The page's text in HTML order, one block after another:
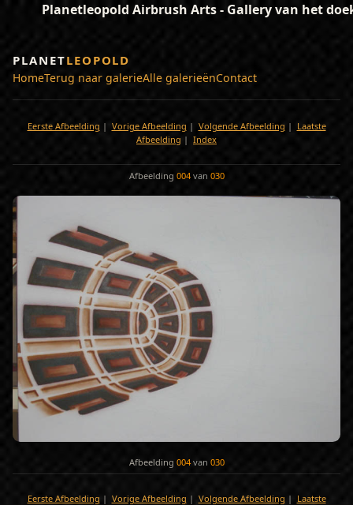
Planetleopold Airbrush Arts - Gallery van het
PLANETLEOPOLD
HomeTerug naar galerieAlle galerieënContact
Eerste Afbeelding | Vorige Afbeelding | Volgende Afbeelding | Laatste
Afbeelding | Index
Afbeelding 004van 030
Afbeelding 004van 030
Eerste Afbeelding | Vorige Afbeelding | Volgende Afbeelding | Laatste